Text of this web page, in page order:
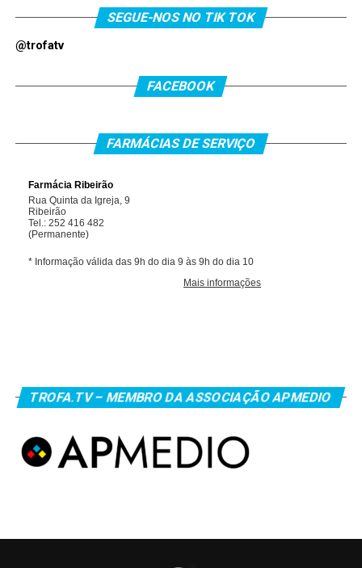
SEGUE-NOS NO TIK TOK
@trofatv
FACEBOOK
FARMÁCIAS DE SERVIÇO
TROFA.TV – MEMBRO DA ASSOCIAÇÃO APMEDIO